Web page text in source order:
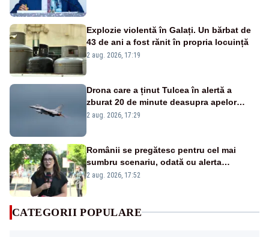
Explozie violentă în Galați. Un bărbat de
43 de ani a fost rănit în propria locuință
2 aug. 2026, 17:19
Drona care a ținut Tulcea în alertă a
zburat 20 de minute deasupra apelor
României. Au fost ridicate două F-16
2 aug. 2026, 17:29
Românii se pregătesc pentru cel mai
sumbru scenariu, odată cu alerta
energetică
2 aug. 2026, 17:52
CATEGORII POPULARE